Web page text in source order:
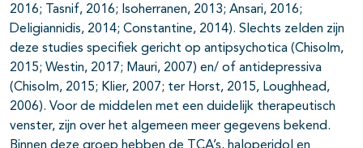
2016; Tasnif, 2016; Isoherranen, 2013; Ansari, 2016;
Deligiannidis, 2014; Constantine, 2014). Slechts zelden zijn
deze studies specifiek gericht op antipsychotica (Chisolm,
2015; Westin, 2017; Mauri, 2007) en/ of antidepressiva
(Chisolm, 2015; Klier, 2007; ter Horst, 2015, Loughhead,
2006). Voor de middelen met een duidelijk therapeutisch
venster, zijn over het algemeen meer gegevens bekend.